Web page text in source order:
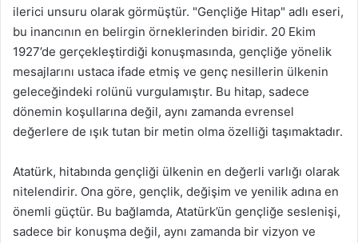
ilerici unsuru olarak görmüştür. "Gençliğe Hitap" adlı eseri,
bu inancının en belirgin örneklerinden biridir. 20 Ekim
1927’de gerçekleştirdiği konuşmasında, gençliğe yönelik
mesajlarını ustaca ifade etmiş ve genç nesillerin ülkenin
geleceğindeki rolünü vurgulamıştır. Bu hitap, sadece
dönemin koşullarına değil, aynı zamanda evrensel
değerlere de ışık tutan bir metin olma özelliği taşımaktadır.
Atatürk, hitabında gençliği ülkenin en değerli varlığı olarak
nitelendirir. Ona göre, gençlik, değişim ve yenilik adına en
önemli güçtür. Bu bağlamda, Atatürk’ün gençliğe seslenişi,
sadece bir konuşma değil, aynı zamanda bir vizyon ve